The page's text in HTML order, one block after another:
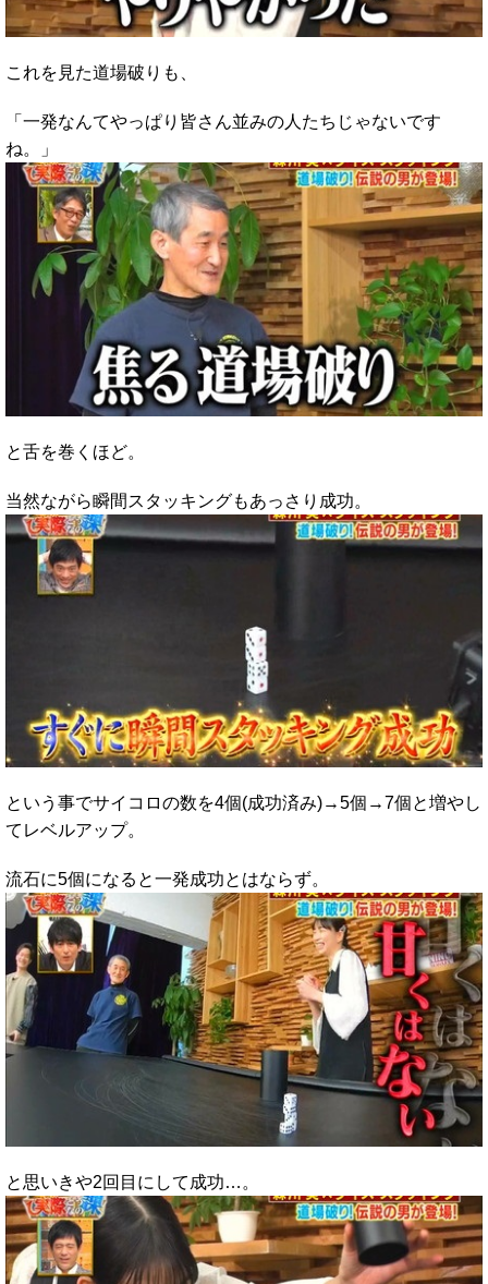
これを見た道場破りも、
「一発なんてやっぱり皆さん並みの人たちじゃないです
ね。」
と舌を巻くほど。
当然ながら瞬間スタッキングもあっさり成功。
という事でサイコロの数を4個(成功済み)→5個→7個と増やし
てレベルアップ。
流石に5個になると一発成功とはならず。
と思いきや2回目にして成功…。